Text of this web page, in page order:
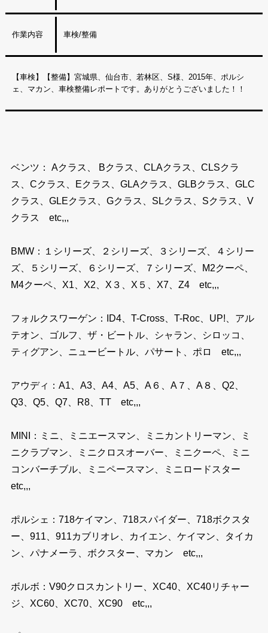
作業内容 車検/整備
【車検】【整備】宮城県、仙台市、若林区、S様、2015年、ポルシ
ェ、マカン、車検整備レポートです。ありがとうございました！！
ベンツ： Aクラス、 Bクラス、CLAクラス、CLSクラ
ス、Cクラス、Eクラス、GLAクラス、GLBクラス、GLC
クラス、GLEクラス、Gクラス、SLクラス、Sクラス、V
クラス etc,,,
BMW：１シリーズ、２シリーズ、３シリーズ、４シリー
ズ、５シリーズ、６シリーズ、７シリーズ、M2クーペ、
M4クーペ、X1、X2、X３、X５、X7、Z4 etc,,,
フォルクスワーゲン：ID4、T-Cross、T-Roc、UP!、アル
テオン、ゴルフ、ザ・ビートル、シャラン、シロッコ、
ティグアン、ニュービートル、パサート、ポロ etc,,,
アウディ：A1、A3、A4、A5、A６、A７、A８、Q2、
Q3、Q5、Q7、R8、TT etc,,,
MINI：ミニ、ミニエースマン、ミニカントリーマン、ミ
ニクラブマン、ミニクロスオーバー、ミニクーペ、ミニ
コンバーチブル、ミニペースマン、ミニロードスター
etc,,,
ポルシェ：718ケイマン、718スパイダー、718ボクスタ
ー、911、911カブリオレ、カイエン、ケイマン、タイカ
ン、パナメーラ、ボクスター、マカン etc,,,
ボルボ：V90クロスカントリー、XC40、XC40リチャー
ジ、XC60、XC70、XC90 etc,,,